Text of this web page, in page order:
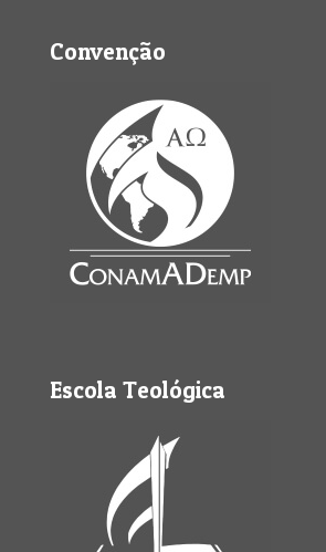
Convenção
Escola Teológica